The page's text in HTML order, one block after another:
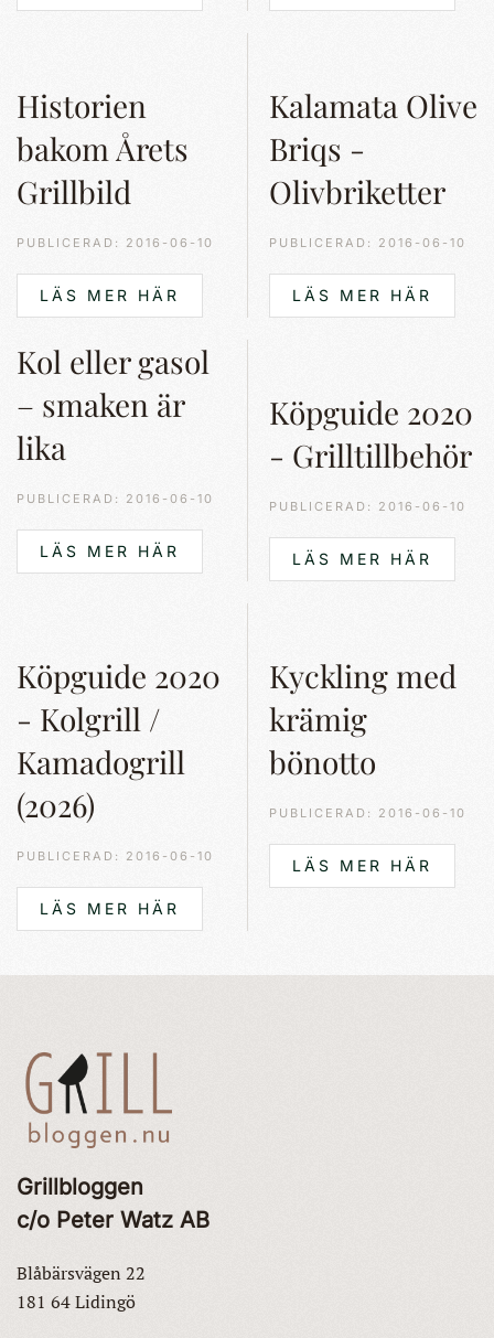
Historien
bakom Årets
Grillbild
PUBLICERAD: 2016-06-10
LÄS MER HÄR
Kalamata Olive
Briqs -
Olivbriketter
PUBLICERAD: 2016-06-10
LÄS MER HÄR
Kol eller gasol
– smaken är
lika
PUBLICERAD: 2016-06-10
LÄS MER HÄR
Köpguide 2020
- Grilltillbehör
PUBLICERAD: 2016-06-10
LÄS MER HÄR
Köpguide 2020
- Kolgrill /
Kamadogrill
(2026)
PUBLICERAD: 2016-06-10
LÄS MER HÄR
Kyckling med
krämig
bönotto
PUBLICERAD: 2016-06-10
LÄS MER HÄR
Grillbloggen
c/o Peter Watz AB
Blåbärsvägen 22
181 64 Lidingö